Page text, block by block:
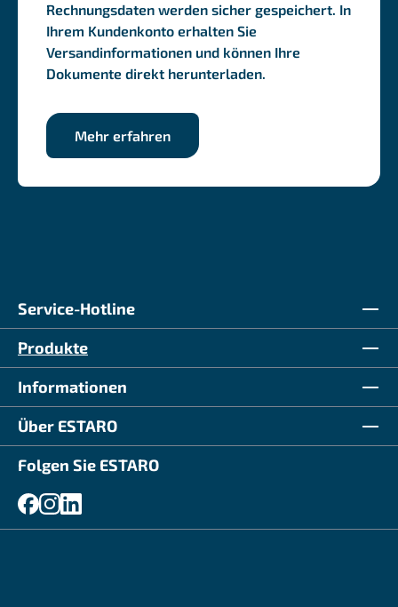
Rechnungsdaten werden sicher gespeichert. In
Ihrem Kundenkonto erhalten Sie
Versandinformationen und können Ihre
Dokumente direkt herunterladen.
Mehr erfahren
Service-Hotline
Produkte
Informationen
Über ESTARO
Folgen Sie ESTARO